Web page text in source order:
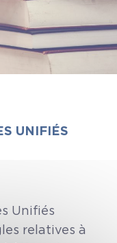
UNIFIÉS
Unifiés
relatives à